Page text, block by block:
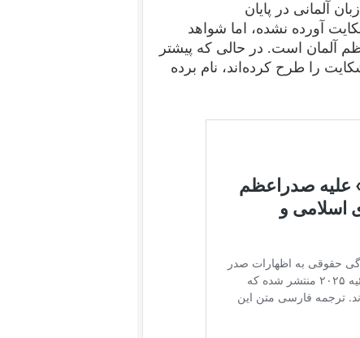
آلمانی در پایان
آورده نشده، اما شواهد
آلمان است. در حالی که پیشتر
را طرح کرده‌اند، نام برده